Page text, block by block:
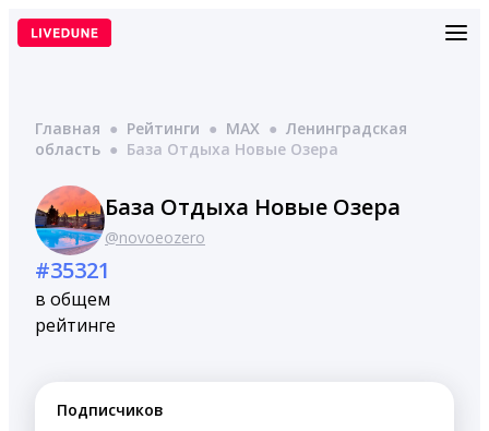
Перейти
Главная ● Рейтинги ● MAX ● Ленинградская
область ● База Отдыха Новые Озера
База Отдыха Новые Озера
@novoeozero
#35321
в общем
рейтинге
Подписчиков